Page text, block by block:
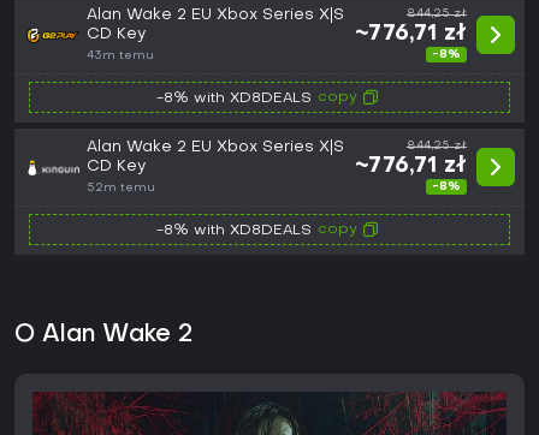
Alan Wake 2 EU Xbox Series X|S
CD Key
43m temu
844,25 zł
~776,71 zł
-8%
-8% with XD8DEALS copy
Alan Wake 2 EU Xbox Series X|S
CD Key
52m temu
844,25 zł
~776,71 zł
-8%
-8% with XD8DEALS copy
O Alan Wake 2